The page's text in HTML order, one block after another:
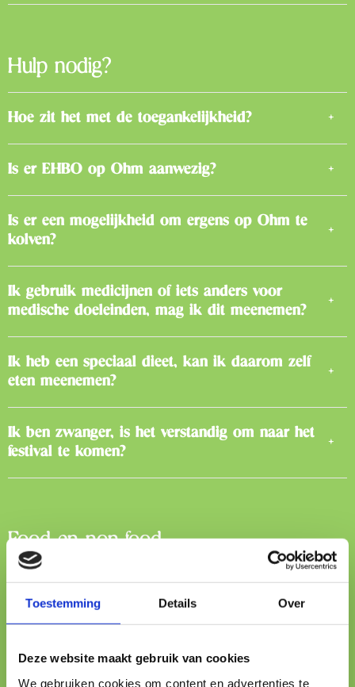
Toestemming Details Over
Deze website maakt gebruik van cookies
We gebruiken cookies om content en advertenties te
Hulp nodig?
Hoe zit het met de toegankelijkheid?
Is er EHBO op Ohm aanwezig?
Is er een mogelijkheid om ergens op Ohm te
kolven?
Ik gebruik medicijnen of iets anders voor
medische doeleinden, mag ik dit meenemen?
Ik heb een speciaal dieet, kan ik daarom zelf
eten meenemen?
Ik ben zwanger, is het verstandig om naar het
festival te komen?
Food en non-food